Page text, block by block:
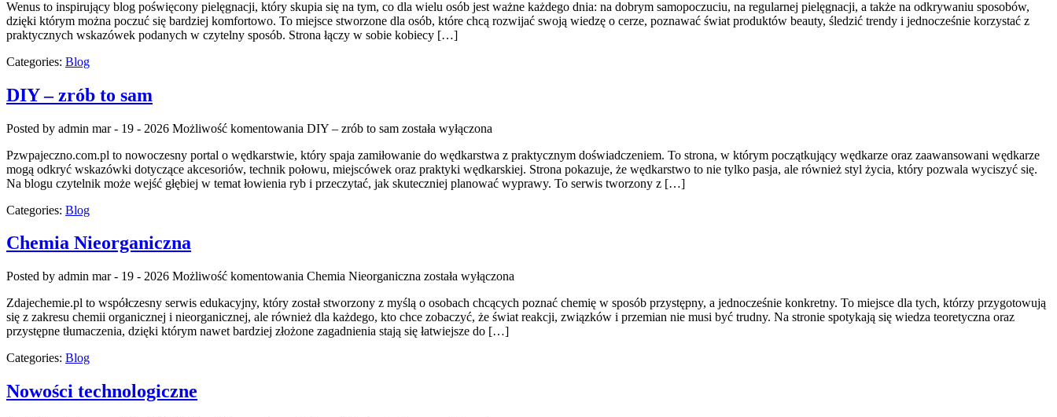
Wenus to inspirujący blog poświęcony pielęgnacji, który skupia się na tym, co dla wielu osób jest ważne każdego dnia: na dobrym samopoczuciu, na regularnej pielęgnacji, a także na odkrywaniu sposobów,
dzięki którym można poczuć się bardziej komfortowo. To miejsce stworzone dla osób, które chcą rozwijać swoją wiedzę o cerze, poznawać świat produktów beauty, śledzić trendy i jednocześnie korzystać z
praktycznych wskazówek podanych w czytelny sposób. Strona łączy w sobie kobiecy […]
Categories: Blog
DIY – zrób to sam
Posted by admin mar - 19 - 2026 Możliwość komentowania DIY – zrób to sam została wyłączona
Pzwpajeczno.com.pl to nowoczesny portal o wędkarstwie, który spaja zamiłowanie do wędkarstwa z praktycznym doświadczeniem. To strona, w którym początkujący wędkarze oraz zaawansowani wędkarze
mogą odkryć wskazówki dotyczące akcesoriów, technik połowu, miejscówek oraz praktyki wędkarskiej. Strona pokazuje, że wędkarstwo to nie tylko pasja, ale również styl życia, który pozwala wyciszyć się.
Na blogu czytelnik może wejść głębiej w temat łowienia ryb i przeczytać, jak skuteczniej planować wyprawy. To serwis tworzony z […]
Categories: Blog
Chemia Nieorganiczna
Posted by admin mar - 19 - 2026 Możliwość komentowania Chemia Nieorganiczna została wyłączona
Zdajechemie.pl to współczesny serwis edukacyjny, który został stworzony z myślą o osobach chcących poznać chemię w sposób przystępny, a jednocześnie konkretny. To miejsce dla tych, którzy przygotowują
się z zakresu chemii organicznej i nieorganicznej, ale również dla każdego, kto chce zobaczyć, że świat reakcji, związków i przemian nie musi być trudny. Na stronie spotykają się wiedza teoretyczna oraz
przystępne tłumaczenia, dzięki którym nawet bardziej złożone zagadnienia stają się łatwiejsze do […]
Categories: Blog
Nowości technologiczne